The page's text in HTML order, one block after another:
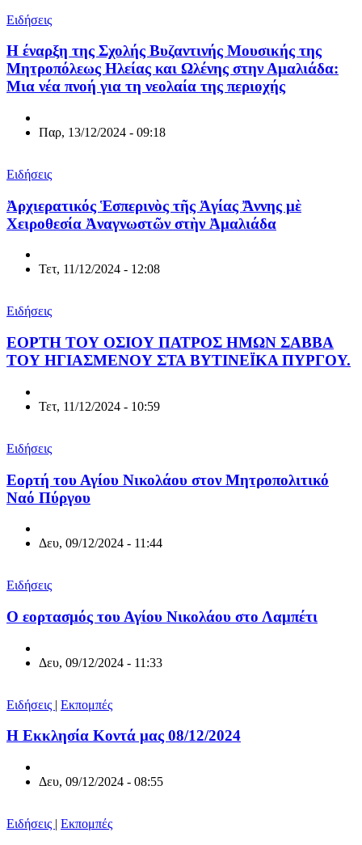
Ειδήσεις
Η έναρξη της Σχολής Βυζαντινής Μουσικής της
Μητροπόλεως Ηλείας και Ωλένης στην Αμαλιάδα:
Μια νέα πνοή για τη νεολαία της περιοχής
Παρ, 13/12/2024 - 09:18
Ειδήσεις
Ἀρχιερατικός Ἑσπερινὸς τῆς Ἁγίας Ἄννης μὲ
Χειροθεσία Ἀναγνωστῶν στὴν Ἀμαλιάδα
Τετ, 11/12/2024 - 12:08
Ειδήσεις
ΕΟΡΤΗ ΤΟΥ ΟΣΙΟΥ ΠΑΤΡΟΣ ΗΜΩΝ ΣΑΒΒΑ
ΤΟΥ ΗΓΙΑΣΜΕΝΟΥ ΣΤΑ ΒΥΤΙΝΕΪΚΑ ΠΥΡΓΟΥ.
Τετ, 11/12/2024 - 10:59
Ειδήσεις
Εορτή του Αγίου Νικολάου στον Μητροπολιτικό
Ναό Πύργου
Δευ, 09/12/2024 - 11:44
Ειδήσεις
Ο εορτασμός του Αγίου Νικολάου στο Λαμπέτι
Δευ, 09/12/2024 - 11:33
Ειδήσεις | Εκπομπές
Η Εκκλησία Κοντά μας 08/12/2024
Δευ, 09/12/2024 - 08:55
Ειδήσεις | Εκπομπές